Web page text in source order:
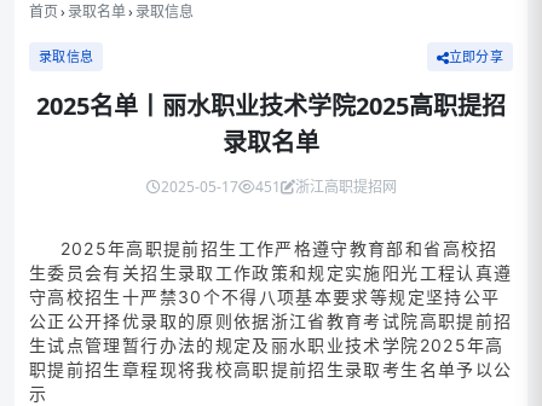
首页›录取名单›录取信息
录取信息 立即分享
2025名单丨丽水职业技术学院2025高职提招
录取名单
2025-05-17 451 浙江高职提招网
2025年高职提前招生工作严格遵守教育部和省高校招
生委员会有关招生录取工作政策和规定实施阳光工程认真遵
守高校招生十严禁30个不得八项基本要求等规定坚持公平
公正公开择优录取的原则依据浙江省教育考试院高职提前招
生试点管理暂行办法的规定及丽水职业技术学院2025年高
职提前招生章程现将我校高职提前招生录取考生名单予以公
示